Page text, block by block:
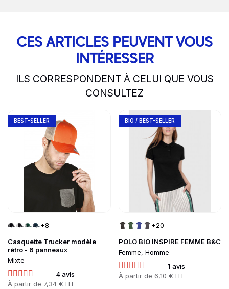
CES ARTICLES PEUVENT VOUS
INTÉRESSER
ILS CORRESPONDENT À CELUI QUE VOUS
CONSULTEZ
slide1 to 2of 5
Casquette Trucker modèle
rétro - 6 panneaux
Mixte
4 avis
Prix
À partir de 7,34 € HT
BEST-SELLER
+8
Go to product page
POLO BIO INSPIRE FEMME B&C
Femme, Homme
1 avis
Prix
À partir de 6,10 € HT
BIO / BEST-SELLER
+20
Go to product page